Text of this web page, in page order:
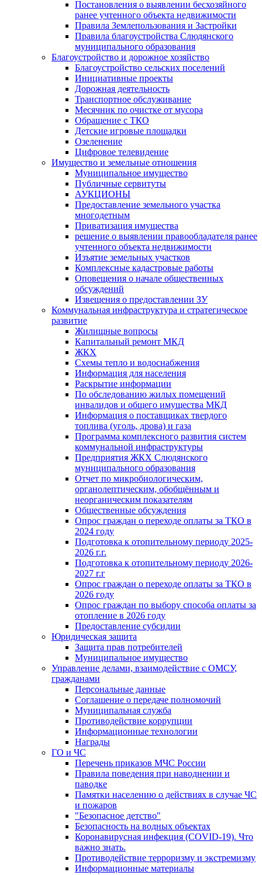
Постановления о выявлении бесхозяйного
ранее учтенного объекта недвижимости
Правила Землепользования и Застройки
Правила благоустройства Слюдянского
муниципального образования
Благоустройство и дорожное хозяйство
Благоустройство сельских поселений
Инициативные проекты
Дорожная деятельность
Транспортное обслуживание
Месячник по очистке от мусора
Обращение с ТКО
Детские игровые площадки
Озеленение
Цифровое телевидение
Имущество и земельные отношения
Муниципальное имущество
Публичные сервитуты
АУКЦИОНЫ
Предоставление земельного участка
многодетным
Приватизация имущества
решение о выявлении правообладателя ранее
учтенного объекта недвижимости
Изъятие земельных участков
Комплексные кадастровые работы
Оповещения о начале общественных
обсуждений
Извещения о предоставлении ЗУ
Коммунальная инфраструктура и стратегическое
развитие
Жилищные вопросы
Капитальный ремонт МКД
ЖКХ
Схемы тепло и водоснабжения
Информация для населения
Раскрытие информации
По обследованию жилых помещений
инвалидов и общего имущества МКД
Информация о поставщиках твердого
топлива (уголь, дрова) и газа
Программа комплексного развития систем
коммунальной инфраструктуры
Предприятия ЖКХ Слюдянского
муниципального образования
Отчет по микробиологическим,
органолептическим, обобщённым и
неорганическим показателям
Общественные обсуждения
Опрос граждан о переходе оплаты за ТКО в
2024 году
Подготовка к отопительному периоду 2025-
2026 г.г.
Подготовка к отопительному периоду 2026-
2027 г.г
Опрос граждан о переходе оплаты за ТКО в
2026 году
Опрос граждан по выбору способа оплаты за
отопление в 2026 году
Предоставление субсидии
Юридическая защита
Защита прав потребителей
Муниципальное имущество
Управление делами, взаимодействие с ОМСУ,
гражданами
Персональные данные
Соглашение о передаче полномочий
Муниципальная служба
Противодействие коррупции
Информационные технологии
Награды
ГО и ЧС
Перечень приказов МЧС России
Правила поведения при наводнении и
паводке
Памятки населению о действиях в случае ЧС
и пожаров
"Безопасное детство"
Безопасность на водных объектах
Коронавирусная инфекция (COVID-19). Что
важно знать.
Противодействие терроризму и экстремизму
Информационные материалы